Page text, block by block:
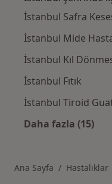
İstanbul Safra
İstanbul Mide
İstanbul Kıl
İstanbul Fıtık
İstanbul Tiroid
Daha fazla (15)
Ana Sayfa Hastalıklar